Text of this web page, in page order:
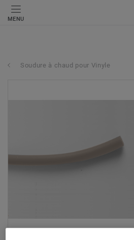
MENU
Soudure à chaud pour Vinyle